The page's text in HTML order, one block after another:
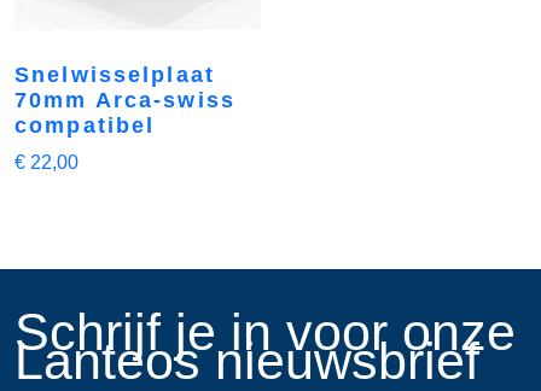
Snelwisselplaat
70mm Arca-swiss
compatibel
€ 22,00
​Schrijf je in voor onze
Lanteos nieuwsbrief